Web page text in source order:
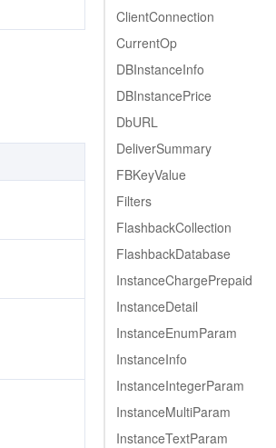
ClientConnection
CurrentOp
DBInstanceInfo
DBInstancePrice
DbURL
DeliverSummary
FBKeyValue
Filters
FlashbackCollection
FlashbackDatabase
InstanceChargePrepaid
InstanceDetail
InstanceEnumParam
InstanceInfo
InstanceIntegerParam
InstanceMultiParam
InstanceTextParam